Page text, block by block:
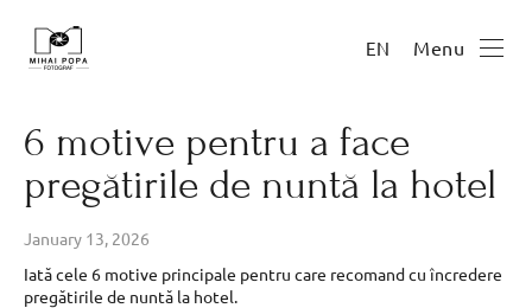
EN Menu
6 motive pentru a face
pregătirile de nuntă la hotel
January 13, 2026
Iată cele 6 motive principale pentru care recomand cu încredere
pregătirile de nuntă la hotel.